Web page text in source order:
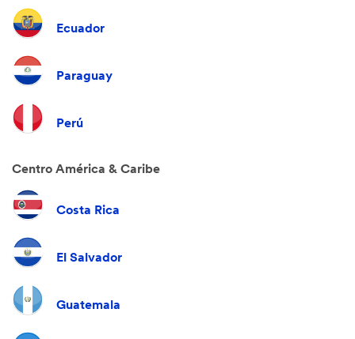
Ecuador
Paraguay
Perú
Centro América & Caribe
Costa Rica
El Salvador
Guatemala